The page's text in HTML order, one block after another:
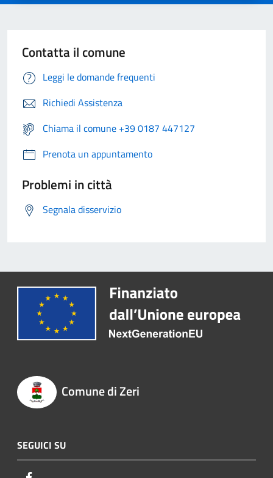
Contatta il comune
Leggi le domande frequenti
Richiedi Assistenza
Chiama il comune +39 0187 447127
Prenota un appuntamento
Problemi in città
Segnala disservizio
Comune di Zeri
SEGUICI SU